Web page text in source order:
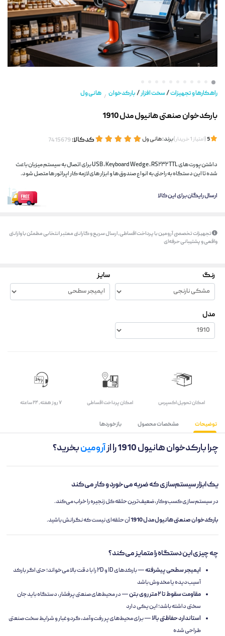
راهکارها و تجهیزات/سخت افزار/بارکدخوان / هانی ول
بارکدخوان صنعتی هانیول مدل 1910
(امتیاز1خریدار)برند:هانی ول کدکالا:
داشتن پورت های USB ، Keyboard Wedge ، RS۲۳۲ TTL برای اتصال به سیستم میزبان باعث
شده تا این دستگاه به راحتی به انواع صندوق ها و ابزار های لازمه کار اپراتور ها متصل شود.
ارسال رایگان برای این کالا
تجهیزات تخصصی آرومین با پرداخت اقساطی، ارسال سریع و گارانتی معتبر انتخابی مطمئن با وارانتی
واقعی و پشتیبانی حرفه‌ای
رنگ سایز
مدل
اﻣﮑﺎن ﺗﺤﻮﯾﻞ اﮐﺴﭙﺮس امکان پرداخت اقساطی ۷ روز ﻫﻔﺘﻪ، ۲۴ ﺳﺎﻋﺘﻪ
توضیحات مشخصات محصول بازخوردها
چرا بارکدخوان هانیول 1910 را از آرومینبخرید؟
یک ابزار سیستم‌سازی که ضربه می‌خورد و کار می‌کند
در سیستم‌سازی کسب‌وکار، ضعیف‌ترین حلقه کل زنجیره را خراب می‌کند.
بارکدخوان صنعتی هانیول مدل 1910 آن حلقه‌ای نیست که نگرانش باشید.
چه چیزی این دستگاه را متمایز می‌کند؟
ایمیجر سطحی پیشرفته
— بارکدهای ۱D و ۲D را با دقت بالا می‌خواند؛ حتی اگر بارکد
آسیب‌دیده یا مخدوش باشد
مقاومت سقوط تا ۲ متر روی بتن
— در محیط‌های صنعتی پرفشار، دستگاه باید جان
سختی داشته باشد؛ این یکی دارد
استاندارد حفاظتی بالا— برای محیط‌های پر رفت‌وآمد، گردوغبار و شرایط سخت صنعتی
طراحی شده